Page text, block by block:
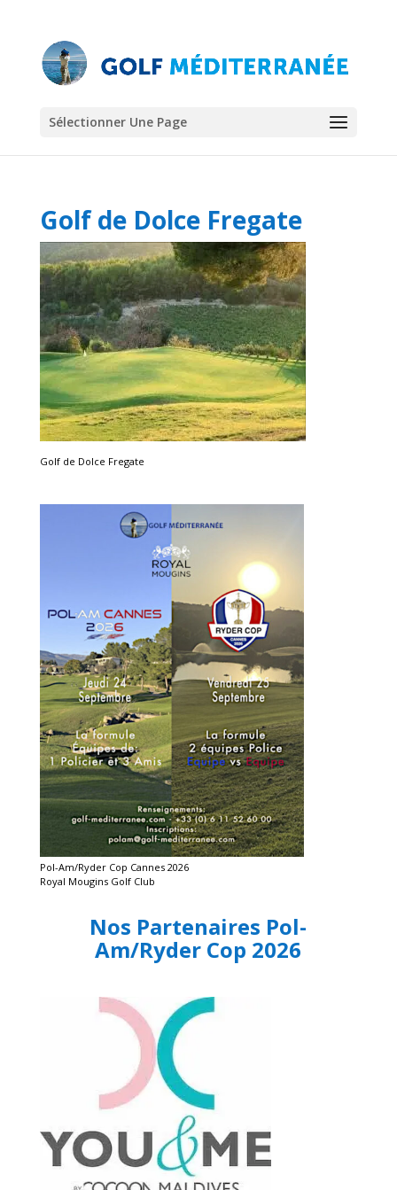
Sélectionner Une Page
Golf de Dolce Fregate
Golf de Dolce Fregate
Pol-Am/Ryder Cop Cannes 2026
Royal Mougins Golf Club
Nos Partenaires Pol-
Am/Ryder Cop 2026